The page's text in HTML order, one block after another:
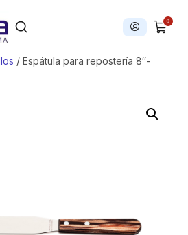
Iniciar
0
/ Espátula para repostería 8″-